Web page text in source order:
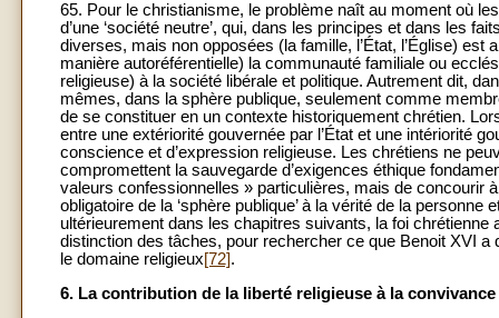
65. Pour le christianisme, le problème naît au moment où
d’une ‘société neutre’, qui, dans les principes et dans les
diverses, mais non opposées (la famille, l’État, l’Église) est
manière autoréférentielle) la communauté familiale ou
religieuse) à la société libérale et politique. Autrement dit,
mêmes, dans la sphère publique, seulement comme
de se constituer en un contexte historiquement chrétien.
entre une extériorité gouvernée par l’État et une intériorité
conscience et d’expression religieuse. Les chrétiens ne
compromettent la sauvegarde d’exigences éthique
valeurs confessionnelles » particulières, mais de concourir
obligatoire de la ‘sphère publique’ à la vérité de la
ultérieurement dans les chapitres suivants, la foi
distinction des tâches, pour rechercher ce que Benoit XVI a
le domaine religieux[72].
6. La contribution de la liberté religieuse à la